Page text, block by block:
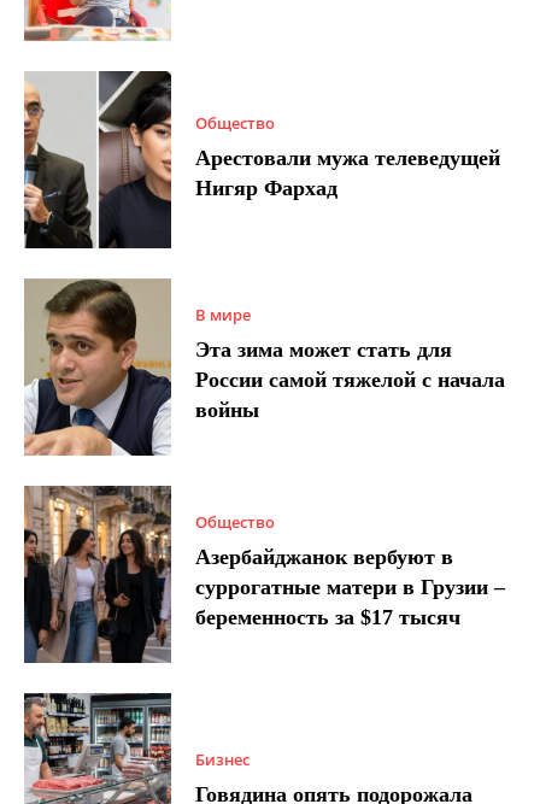
Общество
Арестовали мужа телеведущей
Нигяр Фархад
В мире
Эта зима может стать для
России самой тяжелой с начала
войны
Общество
Азербайджанок вербуют в
суррогатные матери в Грузии –
беременность за $17 тысяч
Бизнес
Говядина опять подорожала